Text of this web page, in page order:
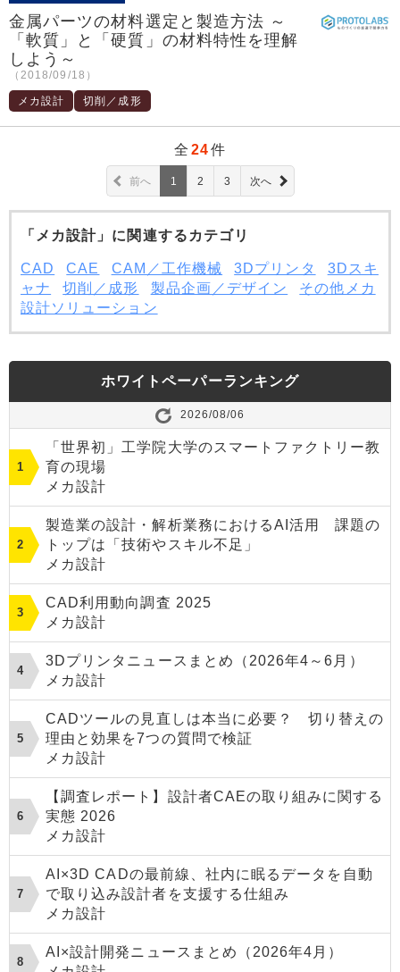
金属パーツの材料選定と製造方法 ～
「軟質」と「硬質」の材料特性を理解
しよう～
（2018/09/18）
メカ設計 切削／成形
全 24件
前へ 1 2 3 次へ
「メカ設計」に関連するカテゴリ
CAD CAE CAM／工作機械 3Dプリンタ
3Dスキ
ャナ
切削／成形 製品企画／デザイン
その他メカ
設計ソリューション
ホワイトペーパーランキング
2026/08/06
「世界初」工学院大学のスマートファクトリー教
育の現場
メカ設計
製造業の設計・解析業務におけるAI活用 課題の
トップは「技術やスキル不足」
メカ設計
CAD利用動向調査 2025
メカ設計
3Dプリンタニュースまとめ（2026年4～6月）
メカ設計
CADツールの見直しは本当に必要？ 切り替えの
理由と効果を7つの質問で検証
メカ設計
【調査レポート】設計者CAEの取り組みに関する
実態 2026
メカ設計
AI×3D CADの最前線、社内に眠るデータを自動
で取り込み設計者を支援する仕組み
メカ設計
AI×設計開発ニュースまとめ（2026年4月）